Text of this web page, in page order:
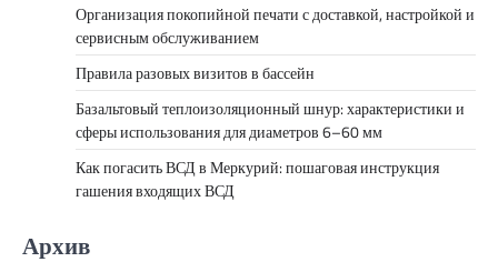
Организация покопийной печати с доставкой, настройкой и
сервисным обслуживанием
Правила разовых визитов в бассейн
Базальтовый теплоизоляционный шнур: характеристики и
сферы использования для диаметров 6–60 мм
Как погасить ВСД в Меркурий: пошаговая инструкция
гашения входящих ВСД
Архив